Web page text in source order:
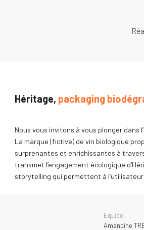
Héritage, packaging
Nous vous invitons à vous plonger dans
La marque (fictive) de vin biologique
surprenantes et enrichissantes à
transmet l’engagement écologique
storytelling qui permettent à
Equipe
Amandine